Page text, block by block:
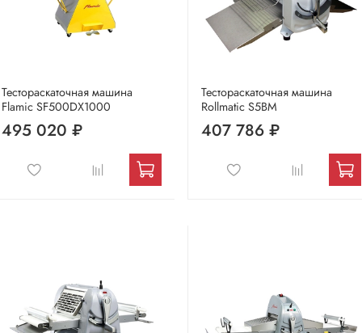
Тестораскаточная машина
Flamic SF500DX1000
495 020 ₽
Тестораскаточная машина
Rollmatic S5BM
407 786 ₽